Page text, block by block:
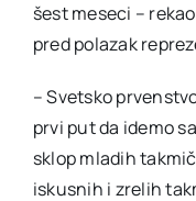
šest meseci –
pred polazak
– Svetsko
prvi put da idemo
sklop mladih
iskusnih i zrelih